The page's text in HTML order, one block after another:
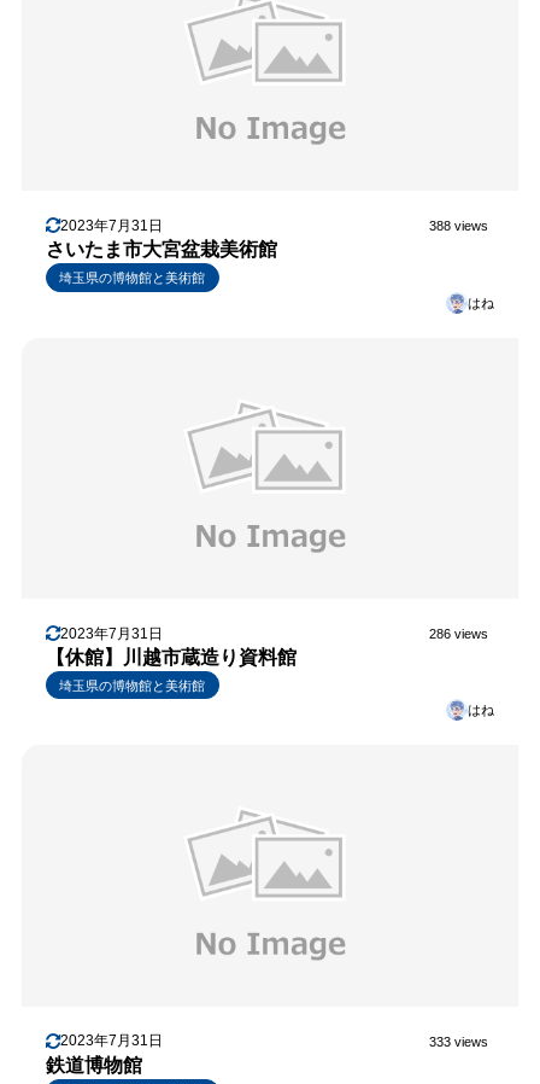
2023年7月31日 388 views
さいたま市大宮盆栽美術館
埼玉県の博物館と美術館
はね
2023年7月31日 286 views
【休館】川越市蔵造り資料館
埼玉県の博物館と美術館
はね
2023年7月31日 333 views
鉄道博物館